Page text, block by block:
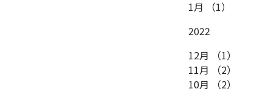
1月
（1）
2022
12月
（1）
11月
（2）
10月
（2）